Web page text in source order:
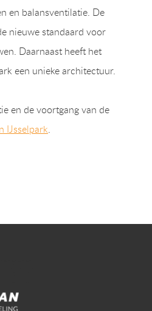
en balansventilatie. De
nieuwe standaard voor
Daarnaast heeft het
een unieke architectuur.
en de voortgang van de
IJsselpark.